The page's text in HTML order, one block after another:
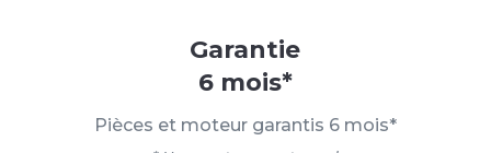
Garantie
6 mois*
Pièces et moteur garantis 6 mois*